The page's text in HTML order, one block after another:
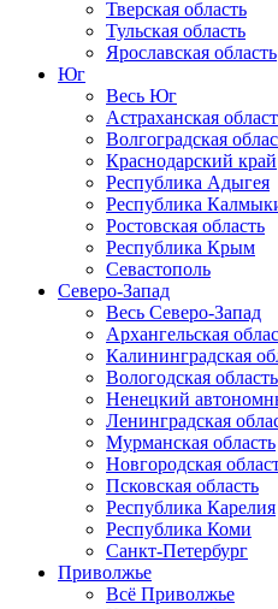
Тверская область
Тульская область
Ярославская область
Юг
Весь Юг
Астраханская
Волгоградская
Краснодарский край
Республика Адыгея
Республика
Ростовская область
Республика Крым
Севастополь
Северо-Запад
Весь Северо-Запад
Архангельская
Калининградская
Вологодская область
Ненецкий
Ленинградская
Мурманская область
Новгородская
Псковская область
Республика Карелия
Республика Коми
Санкт-Петербург
Приволжье
Всё Приволжье